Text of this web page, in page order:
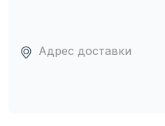
Адрес доставки